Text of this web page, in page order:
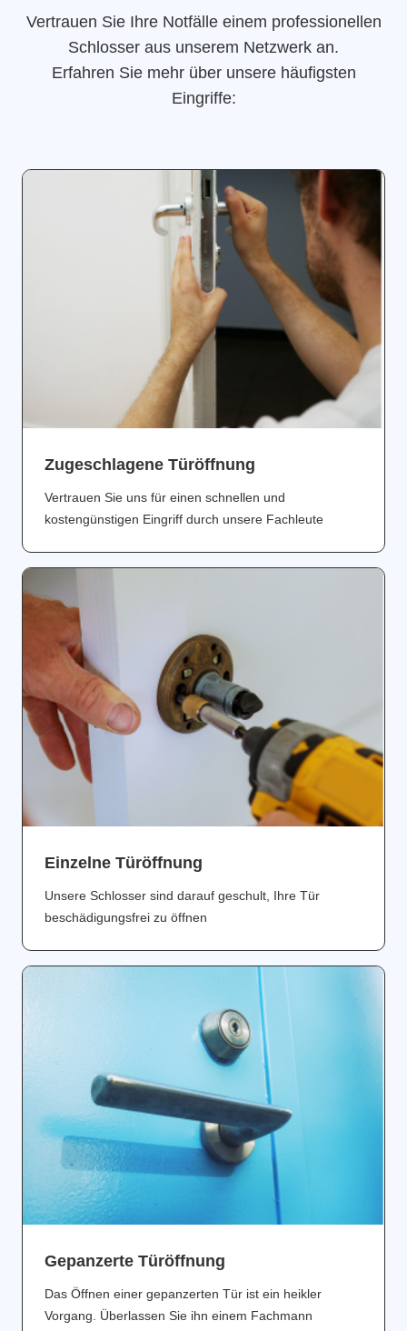
Vertrauen Sie Ihre Notfälle einem professionellen
Schlosser aus unserem Netzwerk an.
Erfahren Sie mehr über unsere häufigsten
Eingriffe:
Zugeschlagene Türöffnung
Vertrauen Sie uns für einen schnellen und
kostengünstigen Eingriff durch unsere Fachleute
Einzelne Türöffnung
Unsere Schlosser sind darauf geschult, Ihre Tür
beschädigungsfrei zu öffnen
Gepanzerte Türöffnung
Das Öffnen einer gepanzerten Tür ist ein heikler
Vorgang. Überlassen Sie ihn einem Fachmann